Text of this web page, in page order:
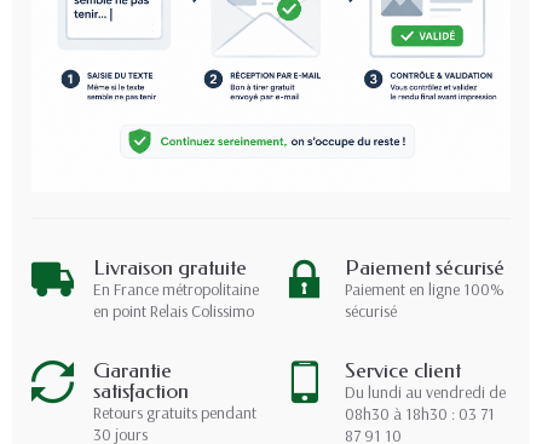
Livraison gratuite
En France métropolitaine
en point Relais Colissimo
Paiement sécurisé
Paiement en ligne 100%
sécurisé
Garantie
satisfaction
Retours gratuits pendant
30 jours
Service client
Du lundi au vendredi de
08h30 à 18h30 : 03 71
87 91 10